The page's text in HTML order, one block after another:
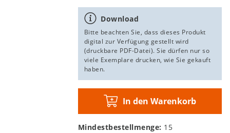
Download
Bitte beachten Sie, dass dieses Produkt
digital zur Verfügung gestellt wird
(druckbare PDF-Datei). Sie dürfen nur so
viele Exemplare drucken, wie Sie gekauft
haben.
In den Warenkorb
Mindestbestellmenge: 15